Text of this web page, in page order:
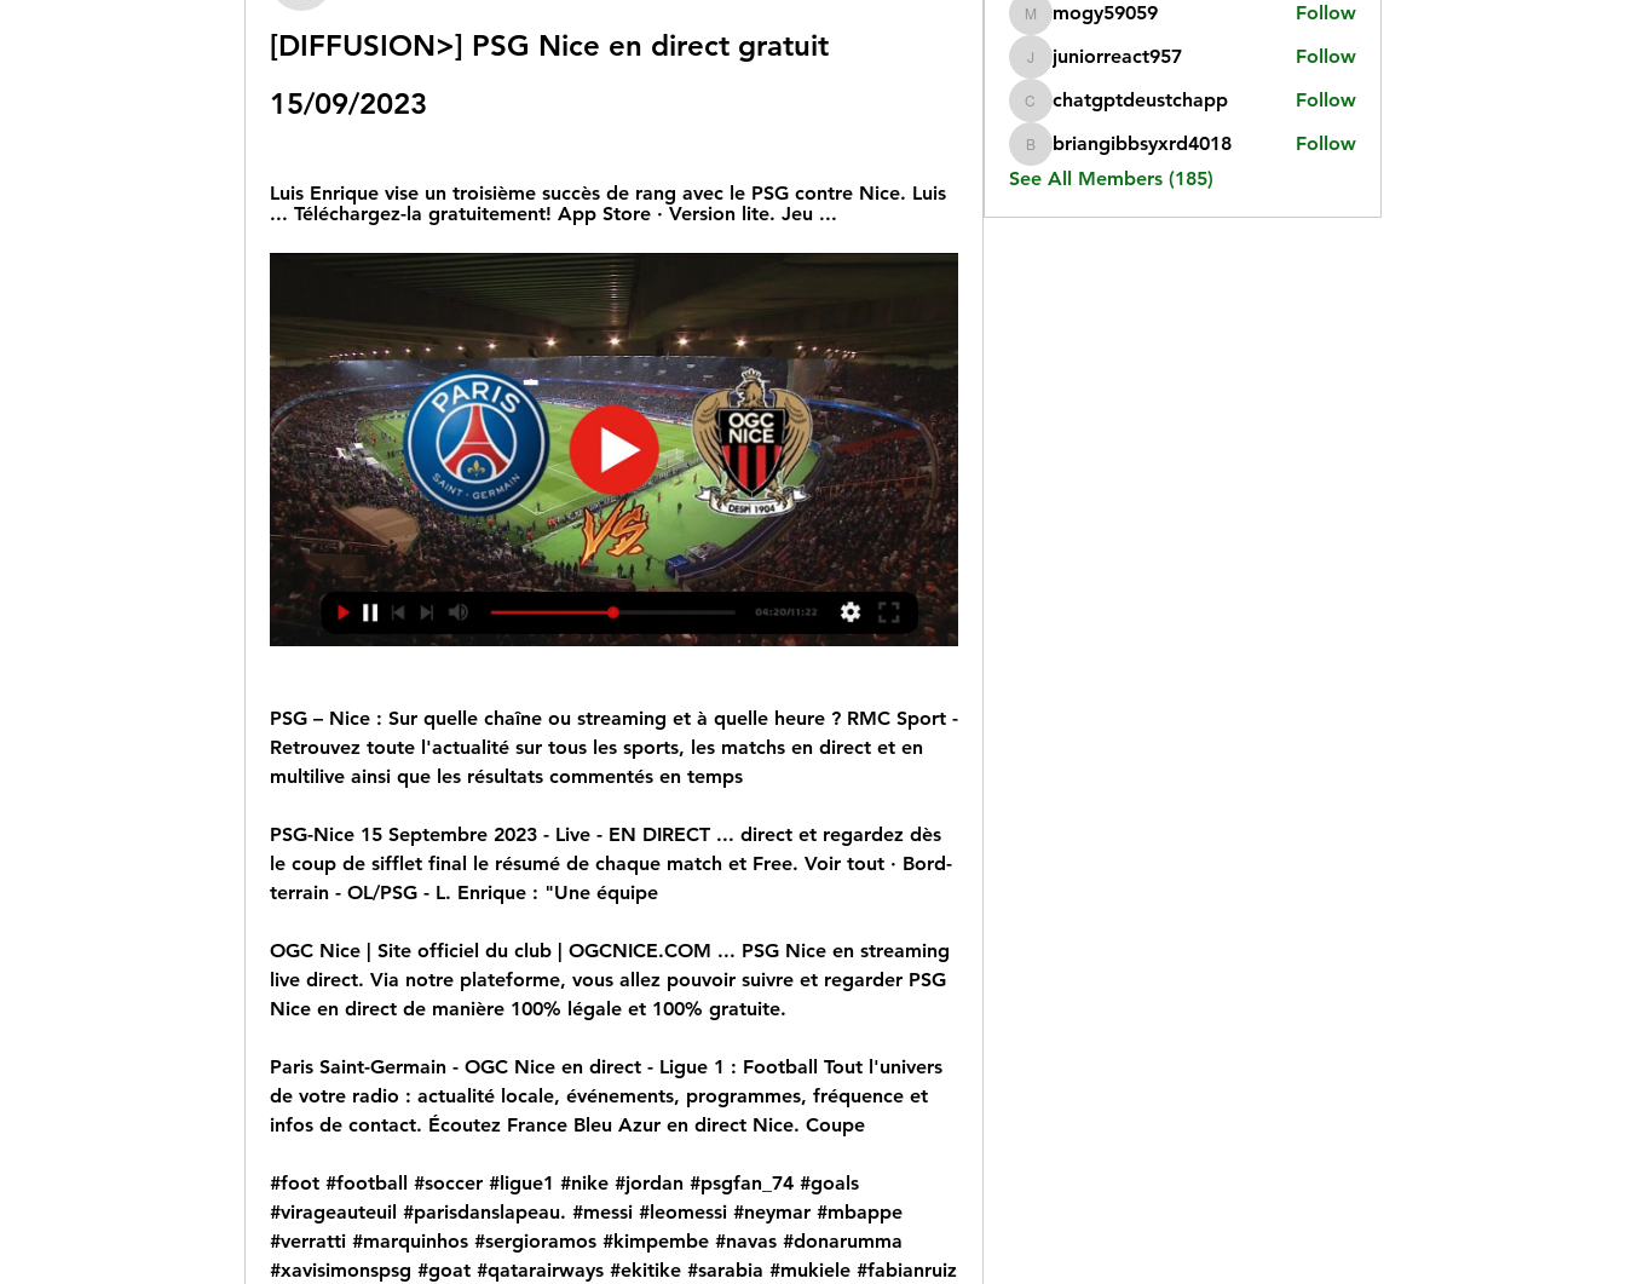
[DIFFUSION>] PSG Nice en direct gratuit
15/09/2023
Luis Enrique vise un troisième succès de rang avec le PSG contre Nice. Luis
... Téléchargez-la gratuitement! App Store · Version lite. Jeu ...
PSG – Nice : Sur quelle chaîne ou streaming et à quelle heure ? RMC Sport -
Retrouvez toute l'actualité sur tous les sports, les matchs en direct et en
multilive ainsi que les résultats commentés en temps
PSG-Nice 15 Septembre 2023 - Live - EN DIRECT ... direct et regardez dès
le coup de sifflet final le résumé de chaque match et Free. Voir tout · Bord-
terrain - OL/PSG - L. Enrique : "Une équipe
OGC Nice | Site officiel du club | OGCNICE.COM ... PSG Nice en streaming
live direct. Via notre plateforme, vous allez pouvoir suivre et regarder PSG
Nice en direct de manière 100% légale et 100% gratuite.
Paris Saint-Germain - OGC Nice en direct - Ligue 1 : Football Tout l'univers
de votre radio : actualité locale, événements, programmes, fréquence et
infos de contact. Écoutez France Bleu Azur en direct Nice. Coupe
#foot #football #soccer #ligue1 #nike #jordan #psgfan_74 #goals
#virageauteuil #parisdanslapeau. #messi #leomessi #neymar #mbappe
#verratti #marquinhos #sergioramos #kimpembe #navas #donarumma
#xavisimonspsg #goat #qatarairways #ekitike #sarabia #mukiele #fabianruiz
mogy59059
mogy59059 Follow
juniorreact957
juniorreact957 Follow
chatgptdeustchapp
chatgptdeustchapp Follow
briangibbsyxrd4018
briangibbsyxrd4018
Follow
See All Members (185)